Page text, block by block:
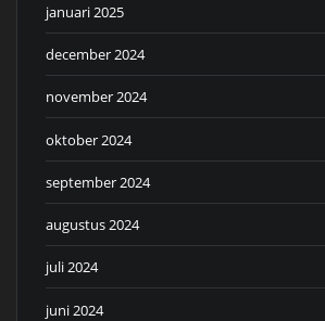
januari 2025
december 2024
november 2024
oktober 2024
september 2024
augustus 2024
juli 2024
juni 2024